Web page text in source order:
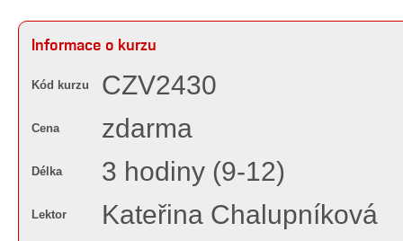
Informace o kurzu
Kód kurzu CZV2430
Cena zdarma
Délka 3 hodiny (9-12)
Lektor
Kateřina Chalupníková